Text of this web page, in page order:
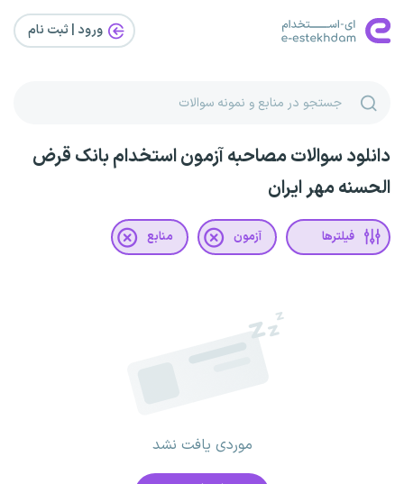
ورود | ثبت‌ نام
دانلود سوالات مصاحبه آزمون استخدام بانک قرض
الحسنه مهر ایران
فیلترها آزمون منابع
موردی یافت نشد